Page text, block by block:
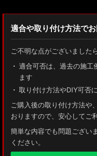
適合や取り付け方法で
ご不明な点がございました
適合可否は、過去の施工
ます
取り付け方法やDIY可否
ご購入後の取り付け方法や
おりますので、安心してご
簡単な内容でも問題ござい
ください。